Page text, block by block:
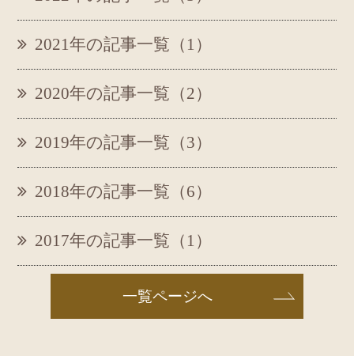
2021年の記事一覧（1）
2020年の記事一覧（2）
2019年の記事一覧（3）
2018年の記事一覧（6）
2017年の記事一覧（1）
一覧ページへ